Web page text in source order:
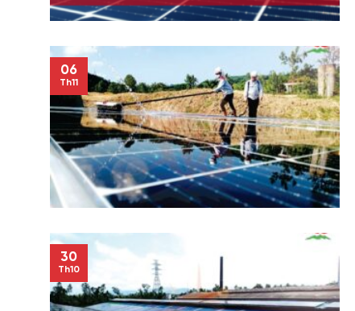
06
Th11
30
Th10